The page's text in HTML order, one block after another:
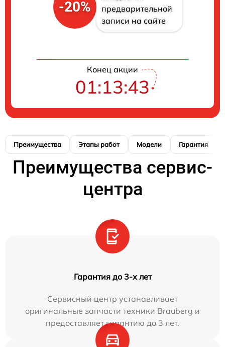
-20%
предварительной
записи на сайте
Конец акции
01:13:42
Преимущества Этапы работ Модели Гарантия
Преимущества сервис-
центра
Гарантия до 3-х лет
Сервисный центр устанавливает
оригинальные запчасти техники Brauberg и
предоставляет гарантию до 3 лет.